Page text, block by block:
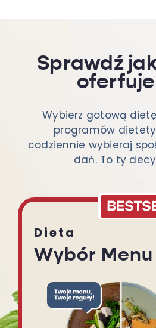
Sprawdź
Wybierz gotową
programów
codziennie wybieraj
dań. To ty
Dieta
Wybór Menu